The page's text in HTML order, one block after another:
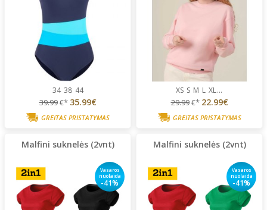
34 38 44
39.99€* 35.99€
GREITAS PRISTATYMAS
XS S M L XL...
29.99€* 22.99€
GREITAS PRISTATYMAS
Malfini suknelės (2vnt)
Vasaros
nuolaida
-41%
Malfini suknelės (2vnt)
Vasaros
nuolaida
-41%